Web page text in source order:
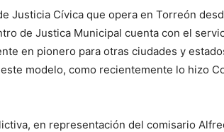
Justicia Cívica que opera en Torreón
de Justica Municipal cuenta con el
en pionero para otras ciudades y
modelo, como recientemente lo hizo
en representación del comisario